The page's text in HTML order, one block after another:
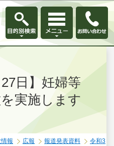
本文へ移動
27日】妊婦等
実施します
情報 広報 報道発表資料
令和3